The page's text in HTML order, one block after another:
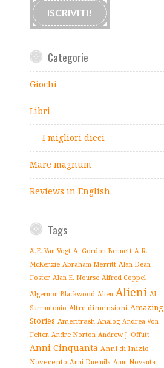
email
ISCRIVITI!
Categorie
Giochi
Libri
I migliori dieci
Mare magnum
Reviews in English
Tags
A.E. Van Vogt A. Gordon Bennett A.R.
McKenzie Abraham Merritt Alan Dean
Foster Alan E. Nourse Alfred Coppel
Algernon Blackwood Alien Alieni Al
Sarrantonio Altre dimensioni Amazing
Stories Ameritrash Analog Andrea Von
Felten Andre Norton Andrew J. Offutt
Anni Cinquanta Anni di Inizio
Novecento Anni Duemila Anni Novanta